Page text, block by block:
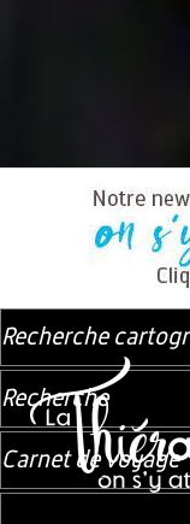
s’émerveiller,
s’amusant. Nos
Ils vous ouvrent les
vous y accueillent
c'est beau, c'est le
Recherche
Recherche
Carnet de voyage